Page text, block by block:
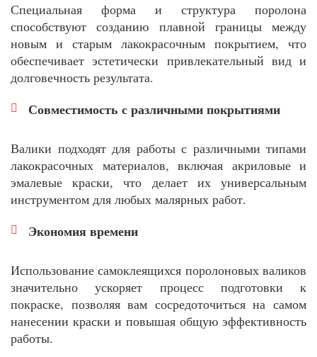
Специальная форма и структура поролона
способствуют созданию плавной границы между
новым и старым лакокрасочным покрытием, что
обеспечивает эстетически привлекательный вид и
долговечность результата.
Совместимость с различными покрытиями
Валики подходят для работы с различными типами
лакокрасочных материалов, включая акриловые и
эмалевые краски, что делает их универсальным
инструментом для любых малярных работ.
Экономия времени
Использование самоклеящихся поролоновых валиков
значительно ускоряет процесс подготовки к
покраске, позволяя вам сосредоточиться на самом
нанесении краски и повышая общую эффективность
работы.